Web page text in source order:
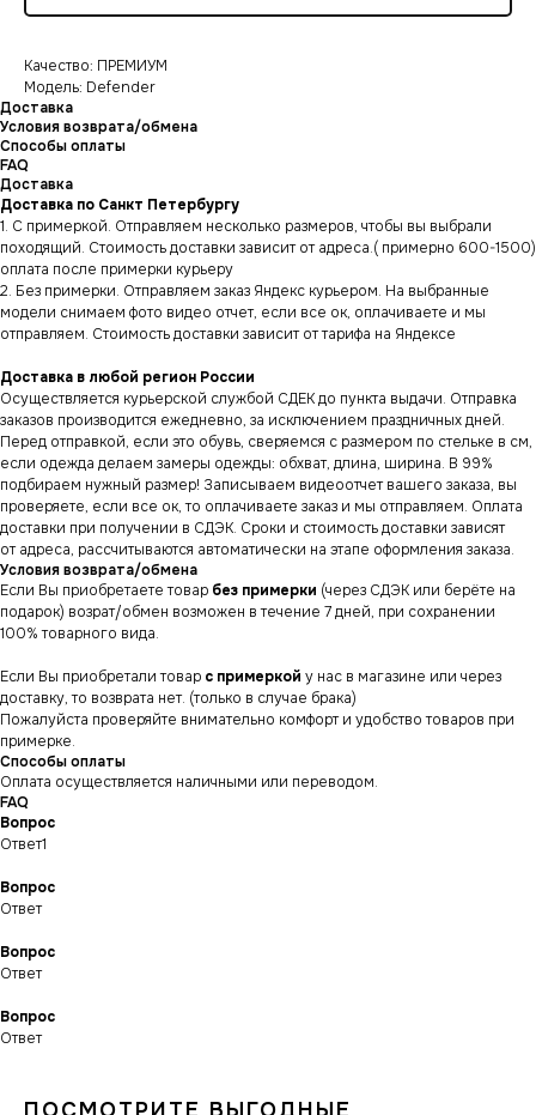
Качество: ПРЕМИУМ
Модель: Defender
Доставка
Условия возврата/обмена
Способы оплаты
FAQ
Доставка
Доставка по Санкт Петербургу
1. С примеркой. Отправляем несколько размеров, чтобы вы выбрали
походящий. Стоимость доставки зависит от адреса.( примерно 600-1500)
оплата после примерки курьеру
2. Без примерки. Отправляем заказ Яндекс курьером. На выбранные
модели снимаем фото видео отчет, если все ок, оплачиваете и мы
отправляем. Стоимость доставки зависит от тарифа на Яндексе
Доставка в любой регион России
Осуществляется курьерской службой СДЕК до пункта выдачи. Отправка
заказов производится ежедневно, за исключением праздничных дней.
Перед отправкой, если это обувь, сверяемся с размером по стельке в см,
если одежда делаем замеры одежды: обхват, длина, ширина. В 99%
подбираем нужный размер! Записываем видеоотчет вашего заказа, вы
проверяете, если все ок, то оплачиваете заказ и мы отправляем. Оплата
доставки при получении в СДЭК. Сроки и стоимость доставки зависят
от адреса, рассчитываются автоматически на этапе оформления заказа.
Условия возврата/обмена
Если Вы приобретаете товар без примерки (через СДЭК или берёте на
подарок) возрат/обмен возможен в течение 7 дней, при сохранении
100% товарного вида.
Если Вы приобретали товар с примеркой у нас в магазине или через
доставку, то возврата нет. (только в случае брака)
Пожалуйста проверяйте внимательно комфорт и удобство товаров при
примерке.
Способы оплаты
Оплата осуществляется наличными или переводом.
FAQ
Вопрос
Ответ1
Вопрос
Ответ
Вопрос
Ответ
Вопрос
Ответ
СНИКЕРСДИЛЕР
ИНФОРМАЦИЯ